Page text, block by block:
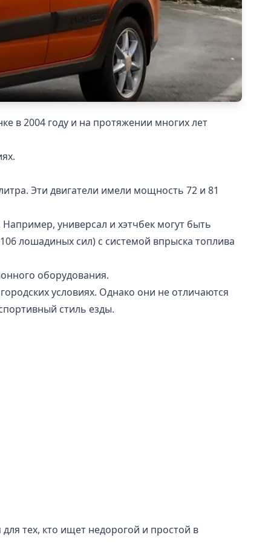
в 2004 году и на протяжении многих лет
Эти двигатели имели мощность 72 и 81
универсал и хэтчбек могут быть
лошадиных сил) с системой впрыска топлива
оборудования.
условиях. Однако они не отличаются
стиль езды.
тех, кто ищет недорогой и простой в